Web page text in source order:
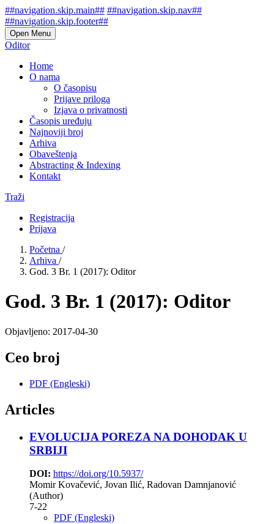
##navigation.skip.main## ##navigation.skip.nav##
##navigation.skip.footer##
Open Menu
Oditor
Home
O nama
O časopisu
Prijave priloga
Izjava o privatnosti
Časopis uređuju
Najnoviji broj
Arhiva
Obaveštenja
Abstracting & Indexing
Kontakt
Traži
Registracija
Prijava
Početna /
Arhiva /
God. 3 Br. 1 (2017): Oditor
God. 3 Br. 1 (2017): Oditor
Objavljeno: 2017-04-30
Ceo broj
PDF (Engleski)
Articles
EVOLUCIJA POREZA NA DOHODAK U
SRBIJI
DOI: https://doi.org/10.5937/
Momir Kovačević, Jovan Ilić, Radovan Damnjanović
(Author)
7-22
PDF (Engleski)